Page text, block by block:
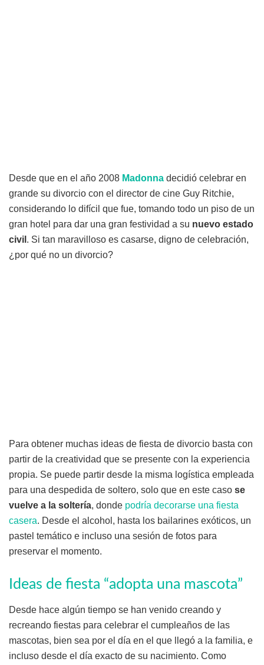
Desde que en el año 2008 Madonna decidió celebrar en
grande su divorcio con el director de cine Guy Ritchie,
considerando lo difícil que fue, tomando todo un piso de un
gran hotel para dar una gran festividad a su nuevo estado
civil . Si tan maravilloso es casarse, digno de celebración,
¿por qué no un divorcio?
Para obtener muchas ideas de fiesta de divorcio basta con
partir de la creatividad que se presente con la experiencia
propia. Se puede partir desde la misma logística empleada
para una despedida de soltero, solo que en este caso se
vuelve a la soltería, donde podría decorarse una fiesta
casera. Desde el alcohol, hasta los bailarines exóticos, un
pastel temático e incluso una sesión de fotos para
preservar el momento.
Ideas de fiesta “adopta una mascota”
Desde hace algún tiempo se han venido creando y
recreando fiestas para celebrar el cumpleaños de las
mascotas, bien sea por el día en el que llegó a la familia, e
incluso desde el día exacto de su nacimiento. Como